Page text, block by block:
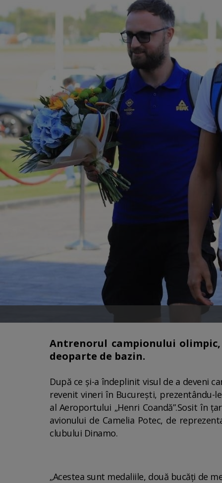
Antrenorul campionului
deoparte de bazin.
După ce și-a îndeplinit visul de a deveni
revenit vineri în București, prezentându-
al Aeroportului „Henri Coandă”.Sosit în
avionului de Camelia Potec, de
clubului Dinamo.
„Acestea sunt medaliile, două bucăţi de